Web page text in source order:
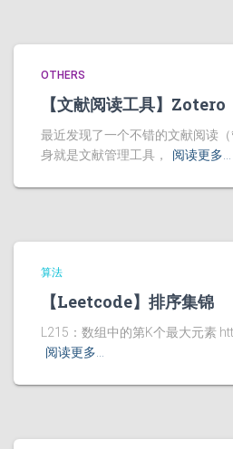
OTHERS
【文献阅读工具】Zotero
最近发现了一个不错的文献阅读
身就是文献管理工具，
阅读更多…
算法
【Leetcode】排序集锦
L215：数组中的第K个最大元素
阅读更多…